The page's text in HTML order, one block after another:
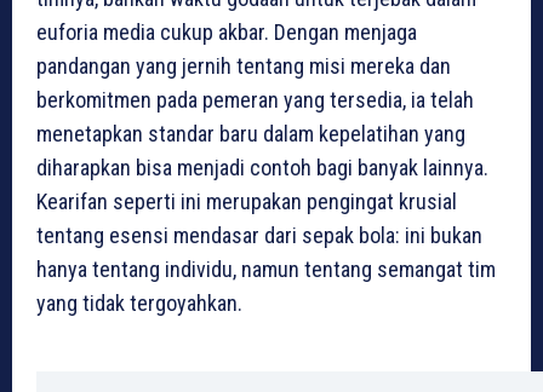
euforia media cukup akbar. Dengan menjaga
pandangan yang jernih tentang misi mereka dan
berkomitmen pada pemeran yang tersedia, ia telah
menetapkan standar baru dalam kepelatihan yang
diharapkan bisa menjadi contoh bagi banyak lainnya.
Kearifan seperti ini merupakan pengingat krusial
tentang esensi mendasar dari sepak bola: ini bukan
hanya tentang individu, namun tentang semangat tim
yang tidak tergoyahkan.